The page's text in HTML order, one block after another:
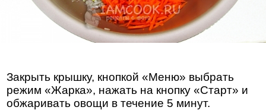
Закрыть крышку, кнопкой «Меню» выбрать
режим «Жарка», нажать на кнопку «Старт» и
обжаривать овощи в течение 5 минут.